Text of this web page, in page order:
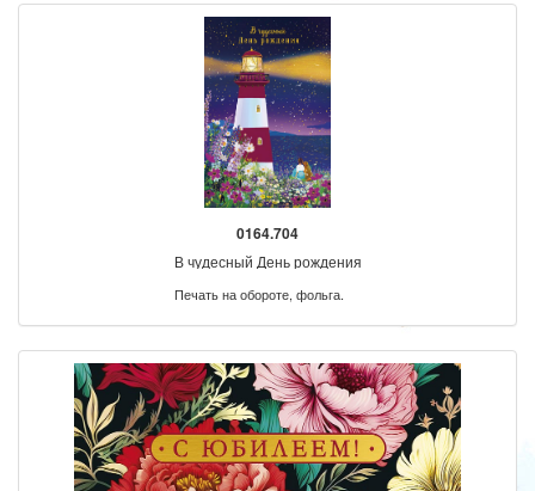
0164.704
В чудесный День рождения
Печать на обороте, фольга.